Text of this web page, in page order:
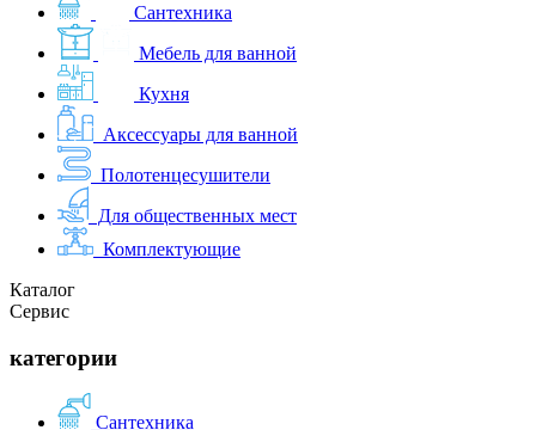
Сантехника
Мебель для ванной
Кухня
Аксессуары для ванной
Полотенцесушители
Для общественных мест
Комплектующие
Каталог
Сервис
категории
Сантехника